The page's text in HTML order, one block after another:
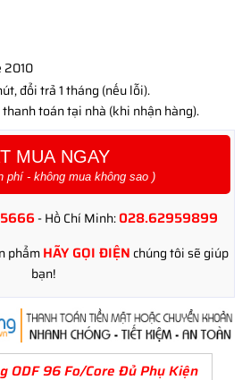
2010
đổi trả 1 tháng (nếu lỗi).
toán tại nhà (khi nhận hàng).
MUA NGAY
phí - không mua không sao )
- Hồ Chí Minh:028.62959899
phẩmHÃY GỌI ĐIỆN chúng tôi sẽ giúp
bạn!
ODF 96 Fo/Core Đủ Phụ Kiện